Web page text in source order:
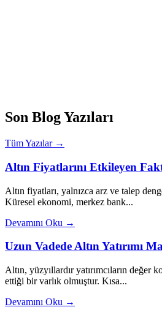
Son Blog Yazıları
Tüm Yazılar →
Altın Fiyatlarını Etkileyen
Altın fiyatları, yalnızca arz ve talep
Küresel ekonomi, merkez bank...
Devamını Oku →
Uzun Vadede Altın Yatırımı
Altın, yüzyıllardır yatırımcıların değer
ettiği bir varlık olmuştur. Kısa...
Devamını Oku →